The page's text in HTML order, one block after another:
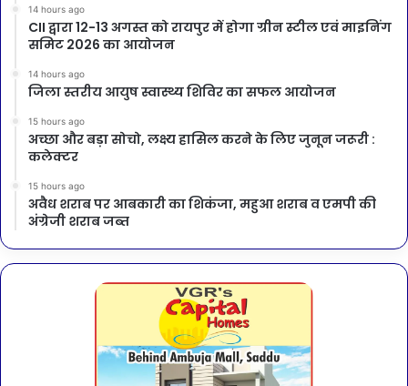
14 hours ago
CII द्वारा 12-13 अगस्त को रायपुर में होगा ग्रीन स्टील एवं माइनिंग
समिट 2026 का आयोजन
14 hours ago
जिला स्तरीय आयुष स्वास्थ्य शिविर का सफल आयोजन
15 hours ago
अच्छा और बड़ा सोचो, लक्ष्य हासिल करने के लिए जुनून जरूरी :
कलेक्टर
15 hours ago
अवैध शराब पर आबकारी का शिकंजा, महुआ शराब व एमपी की
अंग्रेजी शराब जब्त